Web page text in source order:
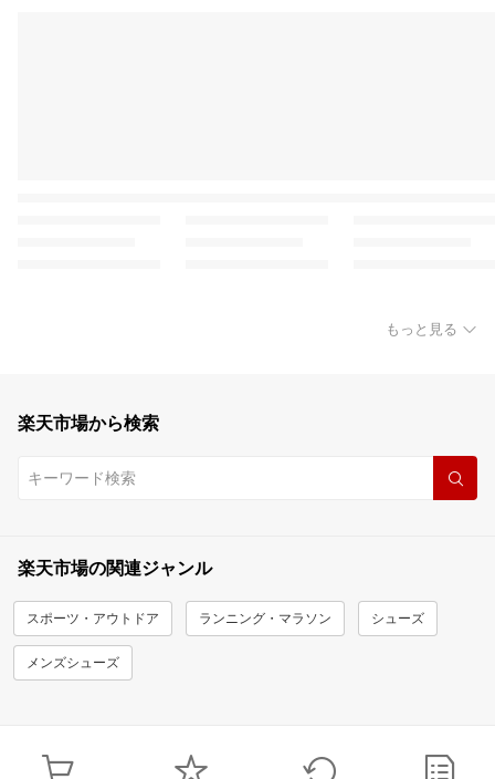
もっと見る
楽天市場から検索
楽天市場の関連ジャンル
スポーツ・アウトドア ランニング・マラソン シューズ
メンズシューズ